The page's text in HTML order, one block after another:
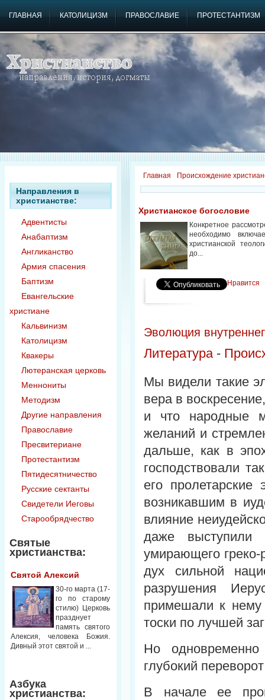
ГЛАВНАЯ КАТОЛИЦИЗМ ПРАВОСЛАВИЕ ПРОТЕСТАНТИЗМ
Направления в
христианстве:
Адвентисты
Анабаптизм
Англиканство
Армия спасения
Баптизм
Евангельские
христиане
Кальвинизм
Католицизм
Квакеры
Лютеранская церковь
Меннониты
Методизм
Другие направления
Православие
Пресвитериане
Протестантизм
Пятидесятничество
Русские сектанты
Свидетели Иеговы
Старообрядчество
Святые
христианства:
Святой Алексий
30-го марта (17-
го по старому
стилю) Церковь
празднует
память святого
Алексия, человека Божия.
Дивный этот святой и ...
Азбука
христианства:
Главная Происхождение
Христианское богословие
Конкретное
необходимо
христианской
до...
Нравится
Эволюция
Литература-
Мы видели такие
вера в
и что народные
желаний и
дальше, как в
господствовали
его
возникавшим в
влияние
даже выступили
умирающего греко-
дух сильной
разрушения
примешали к нему
тоски по лучшей
Но
глубокий
В начале ее